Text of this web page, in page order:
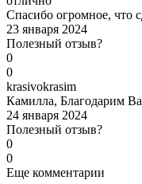
Спасибо огромное, что
23 января 2024
Полезный отзыв?
0
0
krasivokrasim
Камилла, Благодарим
24 января 2024
Полезный отзыв?
0
0
Еще комментарии